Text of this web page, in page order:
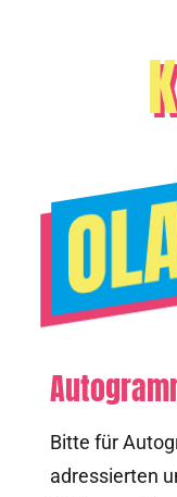
Bitte für
adressierten